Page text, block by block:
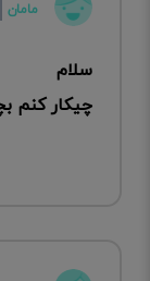
مامان
سلام
چیکار کنم